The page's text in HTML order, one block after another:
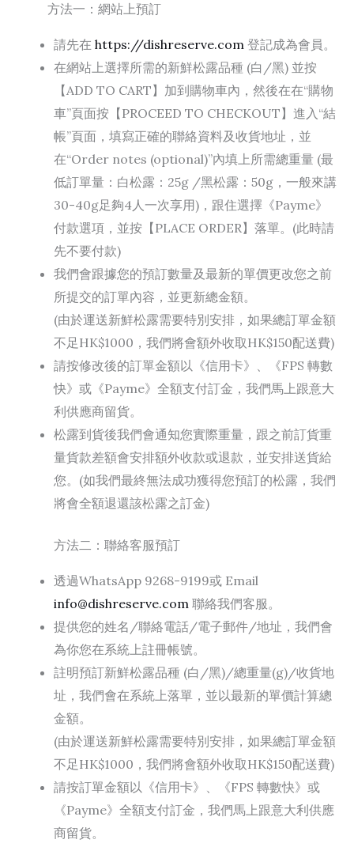
方法一：網站上預訂
請先在 https://dishreserve.com 登記成為會員。
在網站上選擇所需的新鮮松露品種 (白/黑) 並按
【ADD TO CART】加到購物車內，然後在在“購物
車”頁面按【PROCEED TO CHECKOUT】進入“結
帳”頁面，填寫正確的聯絡資料及收貨地址，並
在“Order notes (optional)”內填上所需總重量 (最
低訂單量：白松露：25g /黑松露：50g，一般來講
30-40g足夠4人一次享用)，跟住選擇《Payme》
付款選項，並按【PLACE ORDER】落單。(此時請
先不要付款)
我們會跟據您的預訂數量及最新的單價更改您之前
所提交的訂單內容，並更新總金額。
(由於運送新鮮松露需要特別安排，如果總訂單金額
不足HK$1000，我們將會額外收取HK$150配送費)
請按修改後的訂單金額以《信用卡》、《FPS 轉數
快》或《Payme》全額支付訂金，我們馬上跟意大
利供應商留貨。
松露到貨後我們會通知您實際重量，跟之前訂貨重
量貨款差額會安排額外收款或退款，並安排送貨給
您。(如我們最終無法成功獲得您預訂的松露，我們
將會全額退還該松露之訂金)
方法二：聯絡客服預訂
透過WhatsApp 9268-9199或 Email
info@dishreserve.com 聯絡我們客服。
提供您的姓名/聯絡電話/電子郵件/地址，我們會
為你您在系統上註冊帳號。
註明預訂新鮮松露品種 (白/黑)/總重量(g)/收貨地
址，我們會在系統上落單，並以最新的單價計算總
金額。
(由於運送新鮮松露需要特別安排，如果總訂單金額
不足HK$1000，我們將會額外收取HK$150配送費)
請按訂單金額以《信用卡》、《FPS 轉數快》或
《Payme》全額支付訂金，我們馬上跟意大利供應
商留貨。